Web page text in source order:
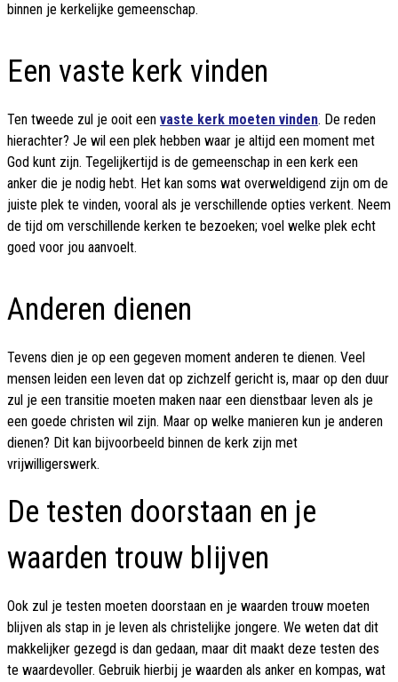
binnen je kerkelijke gemeenschap.
Een vaste kerk vinden
Ten tweede zul je ooit een vaste kerk moeten vinden. De reden
hierachter? Je wil een plek hebben waar je altijd een moment met
God kunt zijn. Tegelijkertijd is de gemeenschap in een kerk een
anker die je nodig hebt. Het kan soms wat overweldigend zijn om de
juiste plek te vinden, vooral als je verschillende opties verkent. Neem
de tijd om verschillende kerken te bezoeken; voel welke plek echt
goed voor jou aanvoelt.
Anderen dienen
Tevens dien je op een gegeven moment anderen te dienen. Veel
mensen leiden een leven dat op zichzelf gericht is, maar op den duur
zul je een transitie moeten maken naar een dienstbaar leven als je
een goede christen wil zijn. Maar op welke manieren kun je anderen
dienen? Dit kan bijvoorbeeld binnen de kerk zijn met
vrijwilligerswerk.
De testen doorstaan en je
waarden trouw blijven
Ook zul je testen moeten doorstaan en je waarden trouw moeten
blijven als stap in je leven als christelijke jongere. We weten dat dit
makkelijker gezegd is dan gedaan, maar dit maakt deze testen des
te waardevoller. Gebruik hierbij je waarden als anker en kompas, wat